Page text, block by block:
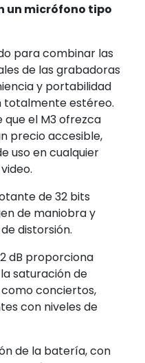
un micrófono tipo
para combinar las
de las grabadoras
y portabilidad
totalmente estéreo.
el M3 ofrezca
precio accesible,
uso en cualquier
de 32 bits
de maniobra y
distorsión.
dB proporciona
saturación de
conciertos,
con niveles de
de la batería, con